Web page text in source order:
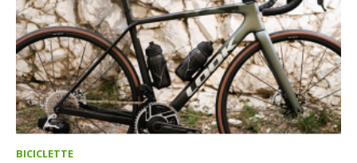
BICICLETTE